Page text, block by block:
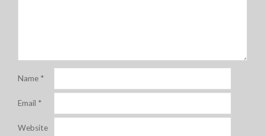
Name *
Email *
Website